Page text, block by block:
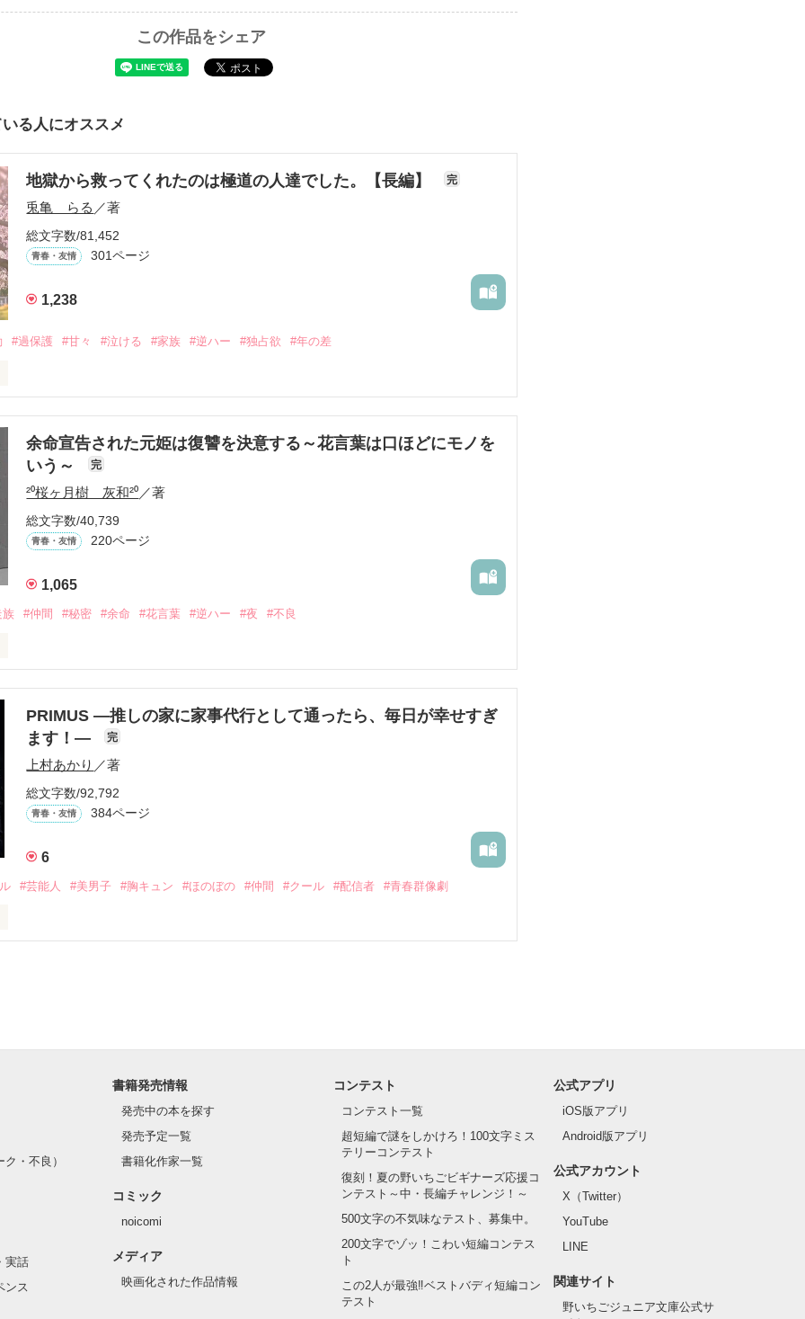
この作品をシェア
る人にオススメ
地獄から救ってくれたのは極道の人達でした。【長編】 完
兎亀 らる ／著
総文字数/81,452
青春・友情 301ページ
1,238
#過保護 #甘々 #泣ける #家族 #逆ハー #独占欲 #年の差
ないよ』
生きてんのよ｣
てありがとう』
まなきゃ良かった｣
れてありがとう』
から俺たちは·····』
け感情を知らない女の子と
を教える極道達との物語。
も、助けの求め方も、何も知らなかった。
位！
ます❀
、以前出していたしたものの長編バージョンになります。
余命宣告された元姫は復讐を決意する～花言葉は口ほどにモノを
いう～
完
²⁰桜ヶ月樹 灰和²⁰／著
総文字数/40,739
青春・友情 220ページ
1,065
族 #仲間 #秘密 #余命 #花言葉 #逆ハー #夜 #不良
通り名・night
ぎ　さや)
りゅうが)メンバー
き　れいと)
と　いつき)
はるか)
PRIMUS ―推しの家に家事代行として通ったら、毎日が幸せすぎ
ます！―
完
上村あかり ／著
総文字数/92,792
青春・友情 384ページ
6
#芸能人 #美男子 #胸キュン #ほのぼの #仲間 #クール #配信者 #青春群像劇
もらい、「私も一歩踏み出してみたい」と思えるようになった。
そして成長。
どき泣ける。
劇〜
・不良）
実話
ンス
書籍発売情報
発売中の本を探す
発売予定一覧
書籍化作家一覧
コミック
noicomi
メディア
映画化された作品情報
コンテスト
コンテスト一覧
超短編で謎をしかけろ！100文字ミス
テリーコンテスト
復刻！夏の野いちごビギナーズ応援コ
ンテスト～中・長編チャレンジ！～
500文字の不気味なテスト、募集中。
200文字でゾッ！こわい短編コンテス
ト
この2人が最強‼ベストバディ短編コン
テスト
公式アプリ
iOS版アプリ
Android版アプリ
公式アカウント
X（Twitter）
YouTube
LINE
関連サイト
野いちごジュニア文庫公式サ